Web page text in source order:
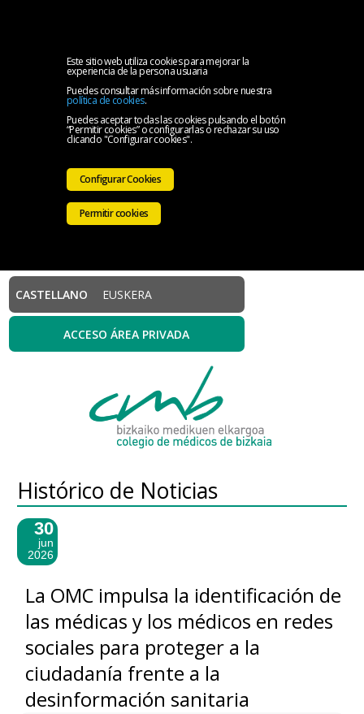
Este sitio web utiliza cookies para mejorar la
experiencia de la persona usuaria
Puedes consultar más información sobre nuestra
política de cookies.
Puedes aceptar todas las cookies pulsando el botón
“Permitir cookies” o configurarlas o rechazar su uso
clicando "Configurar cookies".
Configurar Cookies
Permitir cookies
Histórico de Noticias
30
jun
2026
La OMC impulsa la identificación de
las médicas y los médicos en redes
sociales para proteger a la
ciudadanía frente a la
desinformación sanitaria